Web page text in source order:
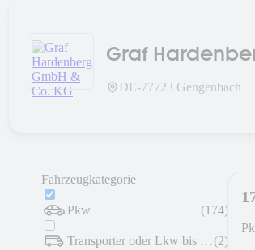
Graf
DE-77723 Gengenbach
Fahrzeugkategorie
Pkw (174)
Transporter oder Lkw bis 7,5 t (2)